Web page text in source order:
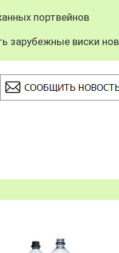
портвейнов
зарубежные виски